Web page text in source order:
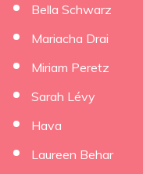
Bella Schwarz
Mariacha Drai
Miriam Peretz
Sarah Lévy
Hava
Laureen Behar